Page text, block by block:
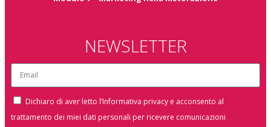
NEWSLETTER
Dichiaro di aver letto l’Informativa privacy e acconsento al
trattamento dei miei dati personali per ricevere comunicazioni